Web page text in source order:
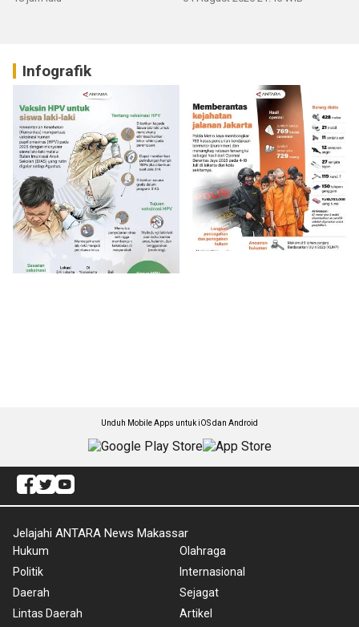
Infografik
Unduh Mobile Apps untuk iOS dan Android
Jelajahi ANTARA News Makassar
Hukum
Politik
Daerah
Lintas Daerah
Olahraga
Internasional
Sejagat
Artikel